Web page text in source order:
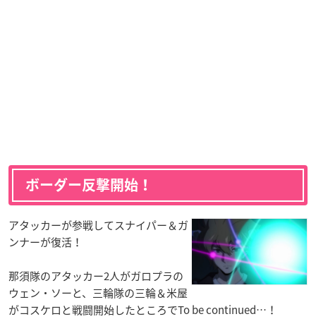
ボーダー反撃開始！
アタッカーが参戦してスナイパー＆ガ
ンナーが復活！
那須隊のアタッカー2人がガロプラの
ウェン・ソーと、三輪隊の三輪＆米屋
がコスケロと戦闘開始したところでTo be continued…！